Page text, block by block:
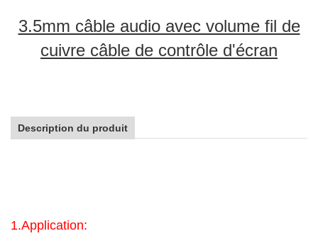
3.5mm câble audio avec volume fil de
cuivre câble de contrôle d'écran
Description du produit
1.Application: